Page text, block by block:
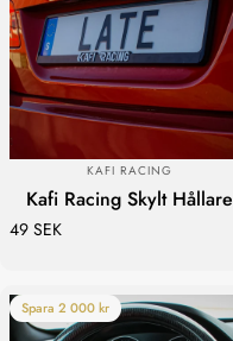
LEVERANTÖR:
KAFI RACING
Kafi Racing Skylt Hållare
49 SEK
Spara 2 000 kr